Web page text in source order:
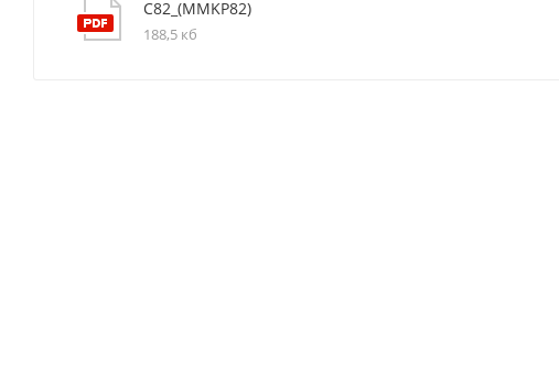
C82_(MMKP82)
188,5 кб